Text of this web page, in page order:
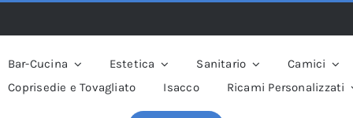
Bar-Cucina Estetica Sanitario Camici
Coprisedie e Tovagliato
Isacco Ricami Personalizzati